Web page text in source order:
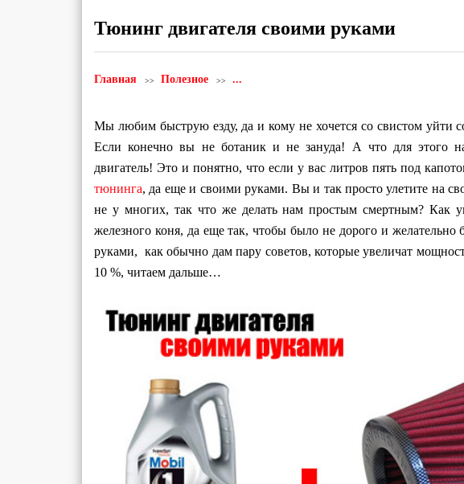
Тюнинг двигателя своими руками
Главная Полезное ...
Мы любим быструю езду, да и кому не хочется со свистом уйти
Если конечно вы не ботаник и не зануда! А что для этого
двигатель! Это и понятно, что если у вас литров пять под
тюнинга, да еще и своими руками. Вы и так просто улетите на
не у многих, так что же делать нам простым смертным? Как
железного коня, да еще так, чтобы было не дорого и желательно
руками, как обычно дам пару советов, которые увеличат
10 %, читаем дальше…